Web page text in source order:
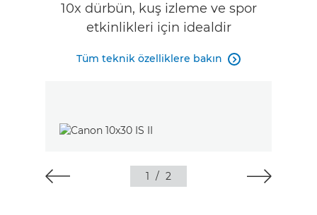
İncelemeler10x dürbün, kuş izleme ve spor
etkinlikleri için idealdir
Tüm teknik özelliklere bakın 
1 / 2